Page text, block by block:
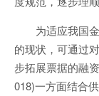
为适应我国
的现状，可通过
步拓展票据的融
018)一方面结合